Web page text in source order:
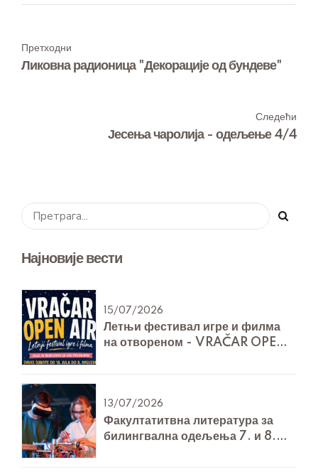
Претходни
Ликовна радионица "Декорације од бундеве"
Следећи
Јесења чаролија - одељење 4/4
Најновије вести
15/07/2026
Летњи фестивал игре и филма
на отвореном - VRAČAR OPEN
13/07/2026
Факултатитвна литература за
билингвална одељења 7. и 8.